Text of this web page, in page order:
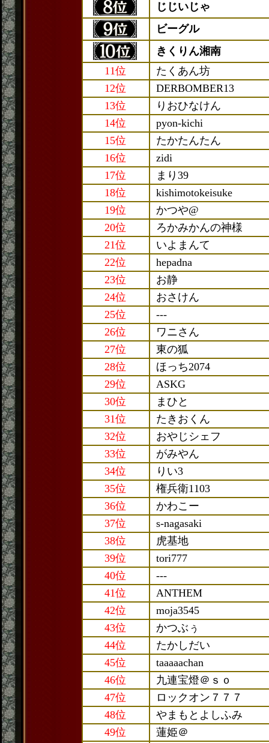
じじいじゃ
ビーグル
きくりん湘南
11位
たくあん坊
12位
DERBOMBER13
13位
りおひなけん
14位
pyon-kichi
15位
たかたんたん
16位
zidi
17位
まり39
18位
kishimotokeisuke
19位
かつや@
20位
ろかみかんの神様
21位
いよまんて
22位
hepadna
23位
お静
24位
おさけん
25位
---
26位
ワニさん
27位
東の狐
28位
ほっち2074
29位
ASKG
30位
まひと
31位
たきおくん
32位
おやじシェフ
33位
がみやん
34位
りい3
35位
権兵衛1103
36位
かわこー
37位
s-nagasaki
38位
虎基地
39位
tori777
40位
---
41位
ANTHEM
42位
moja3545
43位
かつぶぅ
44位
たかしだい
45位
taaaaachan
46位
九連宝燈＠ｓｏ
47位
ロックオン７７７
48位
やまもとよしふみ
49位
蓮姫＠